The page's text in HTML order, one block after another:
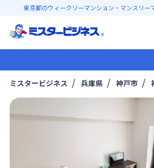
東京都のウィークリーマンション・マンスリー
ミスタービジネス 兵庫県 神戸市